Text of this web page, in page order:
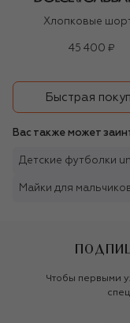
Хлопковые
45 400 ₽
Быстрая
Вас также может
Детские футболки
Майки для
Чтобы первыми